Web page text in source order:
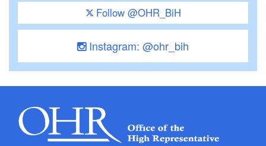
Follow @OHR_BiH
Instagram: @ohr_bih